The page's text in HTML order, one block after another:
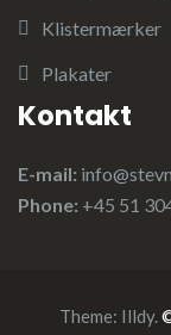
Klistermærker
Plakater
Kontakt
E-mail:
Phone: +45 51
Theme: Illdy.